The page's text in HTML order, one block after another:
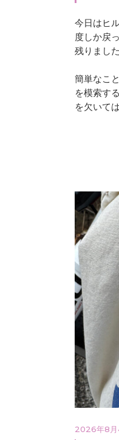
今日はヒ
度しか戻
残りました
簡単なこ
を模索す
を欠いて
2026年8月